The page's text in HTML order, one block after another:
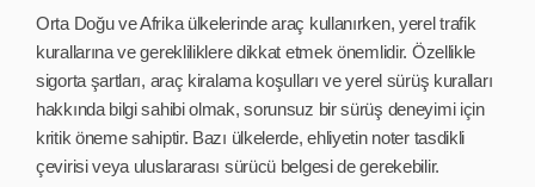
Orta Doğu ve Afrika ülkelerinde araç kullanırken, yerel trafik
kurallarına ve gerekliliklere dikkat etmek önemlidir. Özellikle
sigorta şartları, araç kiralama koşulları ve yerel sürüş kuralları
hakkında bilgi sahibi olmak, sorunsuz bir sürüş deneyimi için
kritik öneme sahiptir. Bazı ülkelerde, ehliyetin noter tasdikli
çevirisi veya uluslararası sürücü belgesi de gerekebilir.